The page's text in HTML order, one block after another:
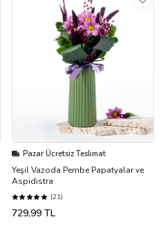
Pazar Ücretsiz Teslimat
Yeşil Vazoda Pembe Papatyalar ve
Aspidistra
(21)
729,99 TL